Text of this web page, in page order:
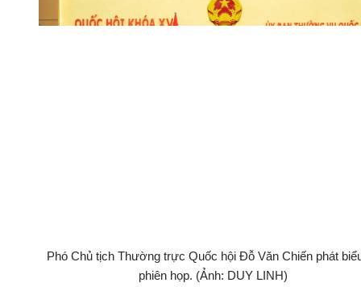
Phó Chủ tịch Thường trực Quốc hội Đỗ Văn Chiến phát
phiên họp. (Ảnh: DUY LINH)